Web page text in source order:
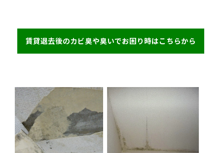
賃貸退去後のカビ臭や臭いでお困り時はこちらから